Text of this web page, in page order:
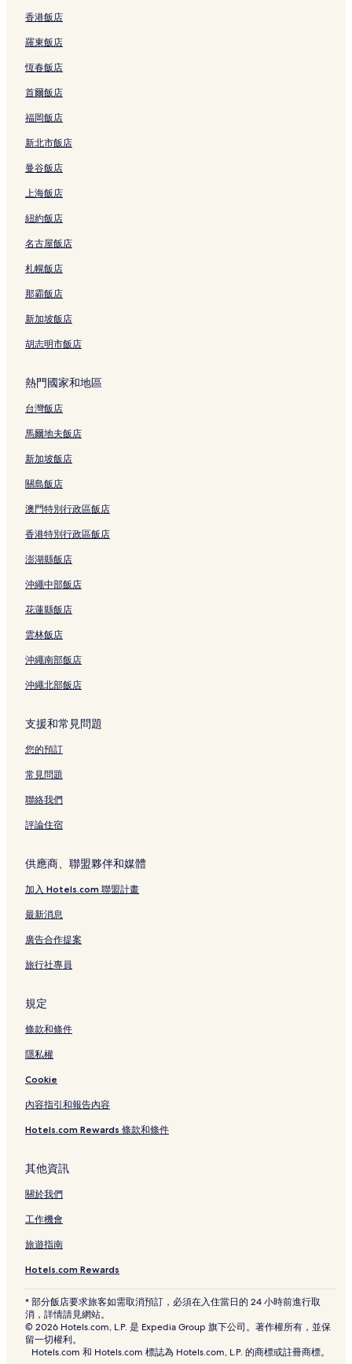
l
連
結
香港飯店
羅東飯店
恆春飯店
首爾飯店
福岡飯店
新北市飯店
曼谷飯店
上海飯店
紐約飯店
名古屋飯店
札幌飯店
那霸飯店
新加坡飯店
胡志明市飯店
熱門國家和地區
台灣飯店
馬爾地夫飯店
新加坡飯店
關島飯店
澳門特別行政區飯店
香港特別行政區飯店
澎湖縣飯店
沖繩中部飯店
花蓮縣飯店
雲林飯店
沖繩南部飯店
沖繩北部飯店
支援和常見問題
您的預訂
常見問題
聯絡我們
評論住宿
供應商、聯盟夥伴和媒體
加入 Hotels.com 聯盟計畫
最新消息
廣告合作提案
旅行社專員
規定
條款和條件
隱私權
Cookie
內容指引和報告內容
Hotels.com Rewards 條款和條件
其他資訊
關於我們
工作機會
旅遊指南
Hotels.com Rewards
* 部分飯店要求旅客如需取消預訂，必須在入住當日的 24 小時前進行取
消，詳情請見網站。
© 2026 Hotels.com, L.P. 是 Expedia Group 旗下公司。著作權所有，並保
留一切權利。
Hotels.com 和 Hotels.com 標誌為 Hotels.com, L.P. 的商標或註冊商標。